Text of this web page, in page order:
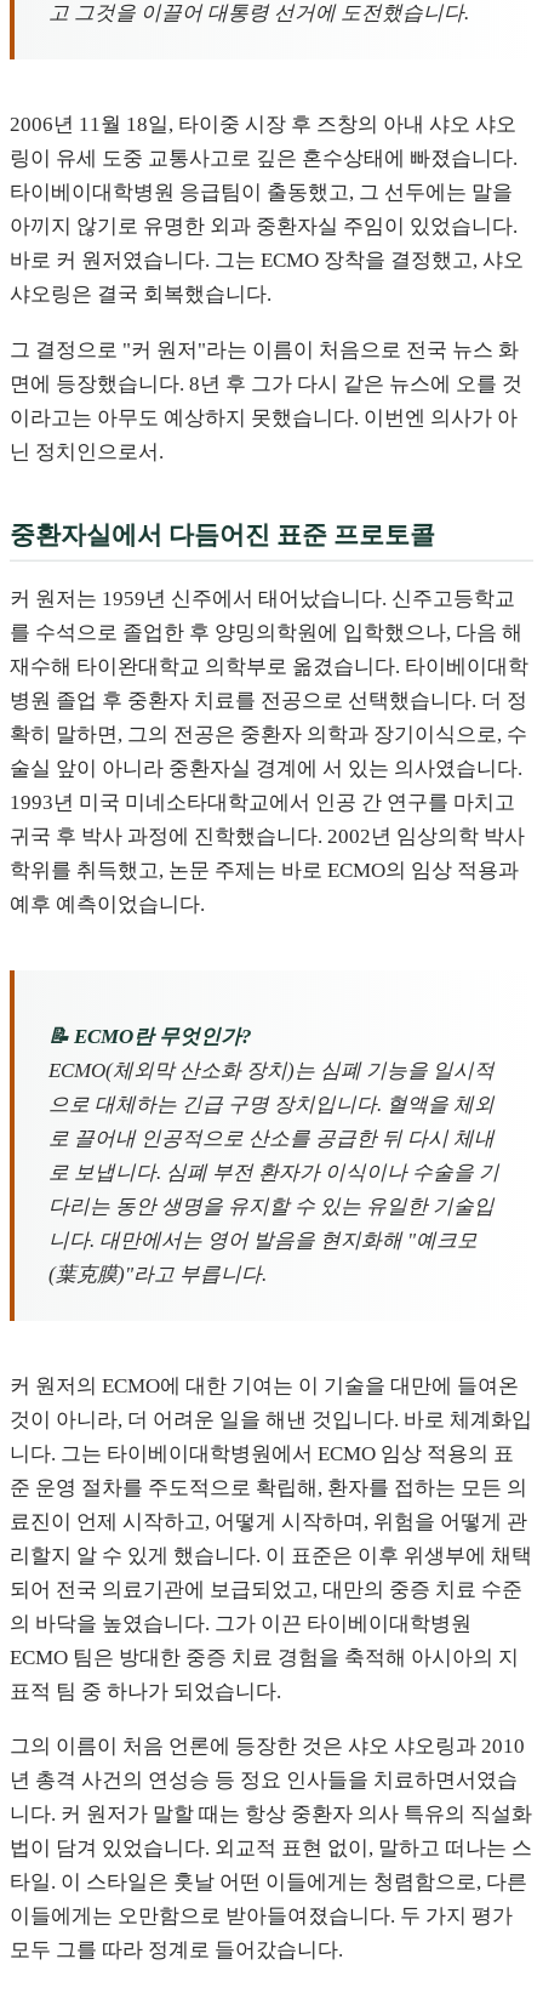
고 그것을 이끌어 대통령 선거에 도전했습니다.
2006년 11월 18일, 타이중 시장 후 즈창의 아내 샤오 샤오
링이 유세 도중 교통사고로 깊은 혼수상태에 빠졌습니다.
타이베이대학병원 응급팀이 출동했고, 그 선두에는 말을
아끼지 않기로 유명한 외과 중환자실 주임이 있었습니다.
바로 커 원저였습니다. 그는 ECMO 장착을 결정했고, 샤오
샤오링은 결국 회복했습니다.
그 결정으로 "커 원저"라는 이름이 처음으로 전국 뉴스 화
면에 등장했습니다. 8년 후 그가 다시 같은 뉴스에 오를 것
이라고는 아무도 예상하지 못했습니다. 이번엔 의사가 아
닌 정치인으로서.
중환자실에서 다듬어진 표준 프로토콜
커 원저는 1959년 신주에서 태어났습니다. 신주고등학교
를 수석으로 졸업한 후 양밍의학원에 입학했으나, 다음 해
재수해 타이완대학교 의학부로 옮겼습니다. 타이베이대학
병원 졸업 후 중환자 치료를 전공으로 선택했습니다. 더 정
확히 말하면, 그의 전공은 중환자 의학과 장기이식으로, 수
술실 앞이 아니라 중환자실 경계에 서 있는 의사였습니다.
1993년 미국 미네소타대학교에서 인공 간 연구를 마치고
귀국 후 박사 과정에 진학했습니다. 2002년 임상의학 박사
학위를 취득했고, 논문 주제는 바로 ECMO의 임상 적용과
예후 예측이었습니다.
📝 ECMO란 무엇인가?
ECMO(체외막 산소화 장치)는 심폐 기능을 일시적
으로 대체하는 긴급 구명 장치입니다. 혈액을 체외
로 끌어내 인공적으로 산소를 공급한 뒤 다시 체내
로 보냅니다. 심폐 부전 환자가 이식이나 수술을 기
다리는 동안 생명을 유지할 수 있는 유일한 기술입
니다. 대만에서는 영어 발음을 현지화해 "예크모
(葉克膜)"라고 부릅니다.
커 원저의 ECMO에 대한 기여는 이 기술을 대만에 들여온
것이 아니라, 더 어려운 일을 해낸 것입니다. 바로 체계화입
니다. 그는 타이베이대학병원에서 ECMO 임상 적용의 표
준 운영 절차를 주도적으로 확립해, 환자를 접하는 모든 의
료진이 언제 시작하고, 어떻게 시작하며, 위험을 어떻게 관
리할지 알 수 있게 했습니다. 이 표준은 이후 위생부에 채택
되어 전국 의료기관에 보급되었고, 대만의 중증 치료 수준
의 바닥을 높였습니다. 그가 이끈 타이베이대학병원
ECMO 팀은 방대한 중증 치료 경험을 축적해 아시아의 지
표적 팀 중 하나가 되었습니다.
그의 이름이 처음 언론에 등장한 것은 샤오 샤오링과 2010
년 총격 사건의 연성승 등 정요 인사들을 치료하면서였습
니다. 커 원저가 말할 때는 항상 중환자 의사 특유의 직설화
법이 담겨 있었습니다. 외교적 표현 없이, 말하고 떠나는 스
타일. 이 스타일은 훗날 어떤 이들에게는 청렴함으로, 다른
이들에게는 오만함으로 받아들여졌습니다. 두 가지 평가
모두 그를 따라 정계로 들어갔습니다.